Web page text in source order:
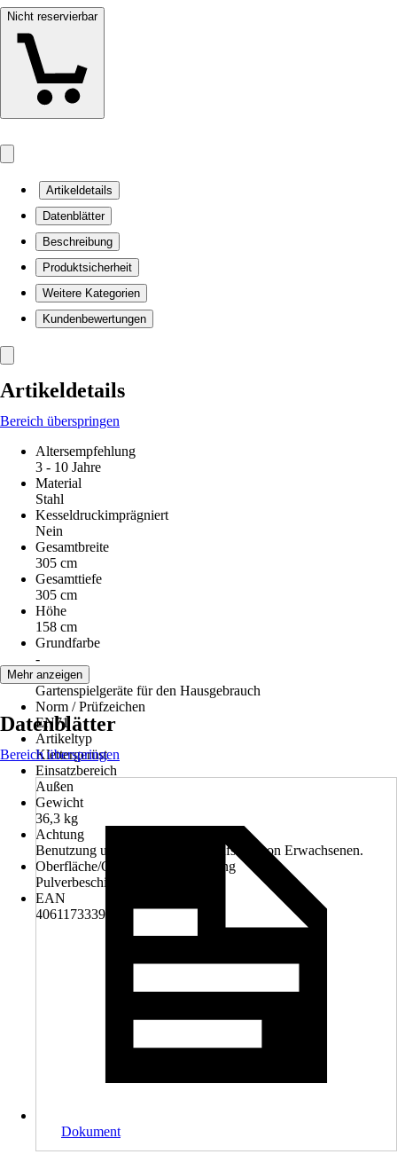
Nicht reservierbar
Artikeldetails
Datenblätter
Beschreibung
Produktsicherheit
Weitere Kategorien
Kundenbewertungen
Artikeldetails
Bereich überspringen
Altersempfehlung
3 - 10 Jahre
Material
Stahl
Kesseldruckimprägniert
Nein
Gesamtbreite
305 cm
Gesamttiefe
305 cm
Höhe
158 cm
Grundfarbe
-
Nutzung
Gartenspielgeräte für den Hausgebrauch
Norm / Prüfzeichen
EN71
Artikeltyp
Klettergerüst
Einsatzbereich
Außen
Gewicht
36,3 kg
Achtung
Benutzung unter unmittelbarer Aufsicht von Erwachsenen.
Oberfläche/Oberflächenbehandlung
Pulverbeschichtet
EAN
4061173339515
Mehr anzeigen
Datenblätter
Bereich überspringen
Dokument